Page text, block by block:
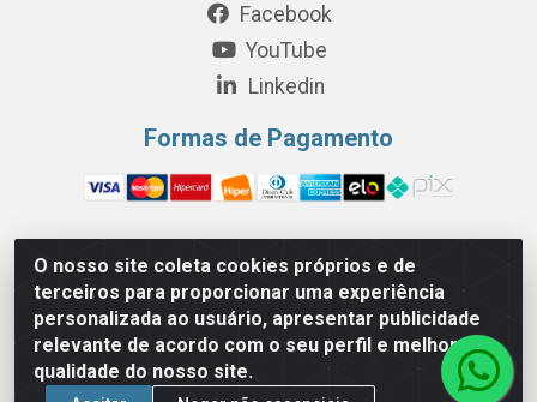
O nosso site coleta cookies próprios e de
terceiros para proporcionar uma experiência
personalizada ao usuário, apresentar publicidade
relevante de acordo com o seu perfil e melhorar a
qualidade do nosso site.
Facebook
YouTube
Linkedin
Formas de Pagamento
Perola Distribuição e Logística S/A - Av. Anhanguera km 24 N°
200 Bloco 12-A -Jardim Jaraguá, São Paulo/SP - Cep 05.275-
000 - CNPJ 06.204.131/0001-77